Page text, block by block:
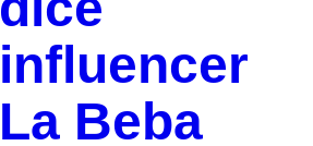
influencer
La Beba